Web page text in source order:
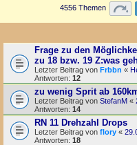
4556 Themen
Frage zu den
zu 18 bzw. 19 Z:was
Letzter Beitrag von Frbbn «
Antworten: 12
zu wenig Sprit ab
Letzter Beitrag von StefanM «
Antworten: 14
RN 11 Drehzahl Drops
Letzter Beitrag von flory «
Antworten: 18